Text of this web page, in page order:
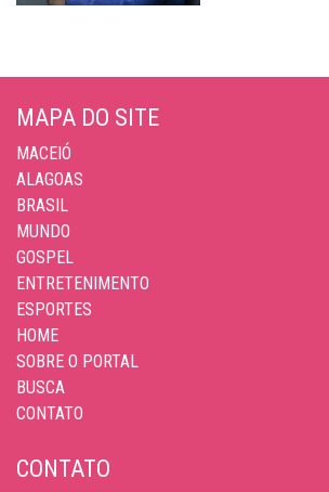
MAPA DO SITE
MACEIÓ
ALAGOAS
BRASIL
MUNDO
GOSPEL
ENTRETENIMENTO
ESPORTES
HOME
SOBRE O PORTAL
BUSCA
CONTATO
CONTATO